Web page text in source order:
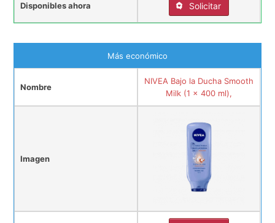
Disponibles ahora Solicitar
Más económico
Nombre
NIVEA Bajo la Ducha Smooth
Milk (1 x 400 ml),
Imagen